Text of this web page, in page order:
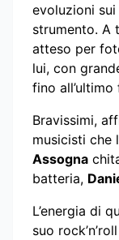
evoluzioni
strumento. A
atteso per
lui, con
fino all’ultimo
Bravissimi,
musicisti che
Assogna
batteria,
L’energia di
suo